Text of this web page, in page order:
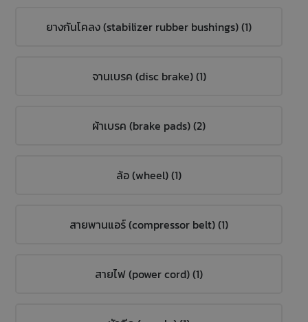
ยางกันโคลง (stabilizer rubber bushings) (1)
จานเบรค (disc brake) (1)
ผ้าเบรค (brake pads) (2)
ล้อ (wheel) (1)
สายพานแอร์ (compressor belt) (1)
สายไฟ (power cord) (1)